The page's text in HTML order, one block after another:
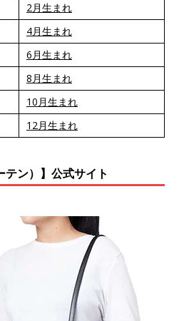
2月生まれ
4月生まれ
6月生まれ
8月生まれ
10月生まれ
12月生まれ
テン）】公式サイト